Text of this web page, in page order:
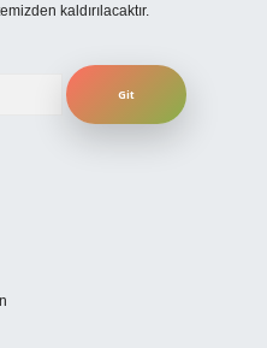
kaldırılacaktır.